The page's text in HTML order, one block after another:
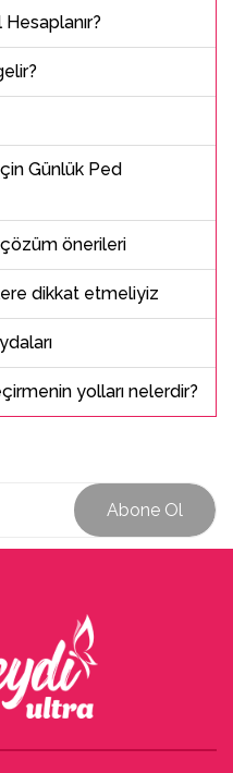
Günlük Ped
önerileri
dikkat etmeliyiz
yolları nelerdir?
Abone Ol